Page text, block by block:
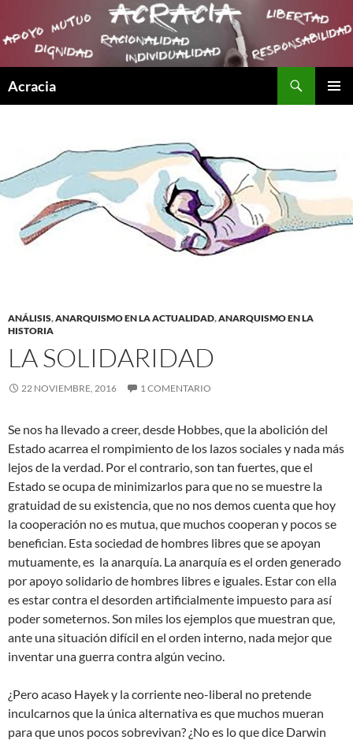
Acracia
ANÁLISIS,ANARQUISMO EN LA ACTUALIDAD,ANARQUISMO EN LA
HISTORIA
LA SOLIDARIDAD
22 NOVIEMBRE, 2016 1 COMENTARIO
Se nos ha llevado a creer, desde Hobbes, que la abolición del
Estado acarrea el rompimiento de los lazos sociales y nada más
lejos de la verdad. Por el contrario, son tan fuertes, que el
Estado se ocupa de minimizarlos para que no se muestre la
gratuidad de su existencia, que no nos demos cuenta que hoy
la cooperación no es mutua, que muchos cooperan y pocos se
benefician. Esta sociedad de hombres libres que se apoyan
mutuamente, es la anarquía. La anarquía es el orden generado
por apoyo solidario de hombres libres e iguales. Estar con ella
es estar contra el desorden artificialmente impuesto para así
poder someternos. Son miles los ejemplos que muestran que,
ante una situación difícil en el orden interno, nada mejor que
inventar una guerra contra algún vecino.
¿Pero acaso Hayek y la corriente neo-liberal no pretende
inculcarnos que la única alternativa es que muchos mueran
para que unos pocos sobrevivan? ¿No es lo que dice Darwin